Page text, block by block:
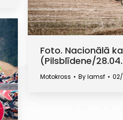
Foto. Nacionālā
(Pilsblīdene/
Motokross Bylamsf